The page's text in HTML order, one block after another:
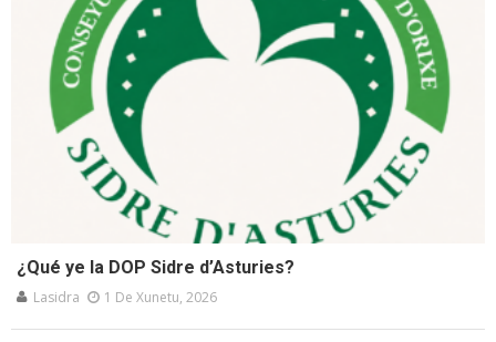
¿Qué ye la DOP Sidre d’Asturies?
Lasidra 1 De Xunetu, 2026